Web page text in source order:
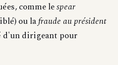
comme lespear
ou lafraude au président
dirigeant pour